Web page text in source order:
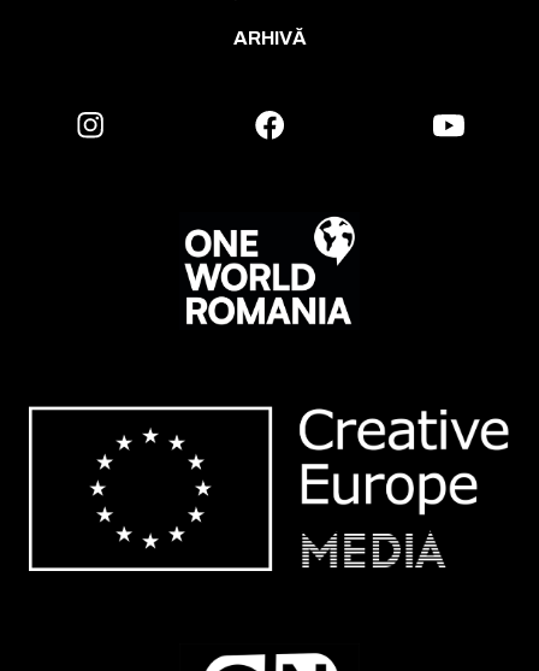
ARHIVĂ